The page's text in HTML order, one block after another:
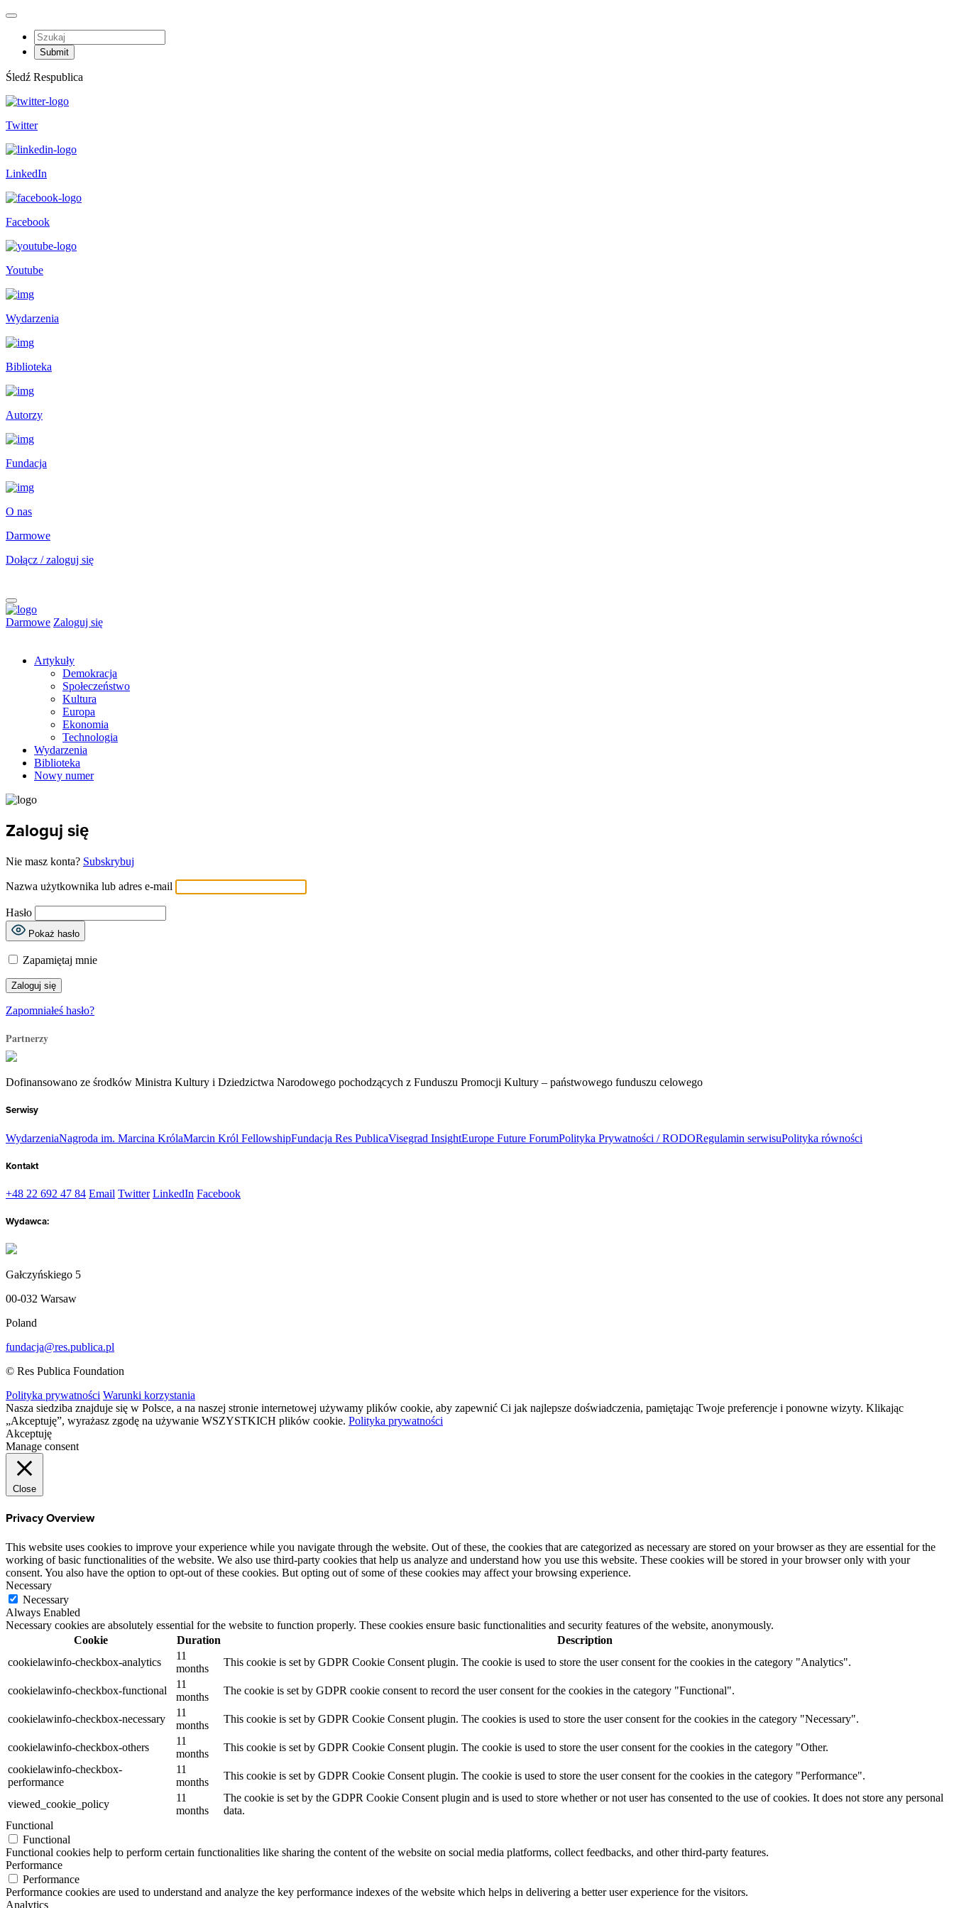
Śledź Respublica
Twitter
LinkedIn
Facebook
Youtube
Wydarzenia
Biblioteka
Autorzy
Fundacja
O nas
Darmowe
Dołącz / zaloguj się
Darmowe Zaloguj się
Artykuły
Demokracja
Społeczeństwo
Kultura
Europa
Ekonomia
Technologia
Wydarzenia
Biblioteka
Nowy numer
Zaloguj się
Nie masz konta? Subskrybuj
Nazwa użytkownika lub adres e-mail
Hasło
Pokaż hasło
Zapamiętaj mnie
Zapomniałeś hasło?
Partnerzy
Dofinansowano ze środków Ministra Kultury i Dziedzictwa Narodowego pochodzących z Funduszu Promocji Kultury – państwowego funduszu celowego
Serwisy
WydarzeniaNagroda im. Marcina KrólaMarcin Król FellowshipFundacja Res PublicaVisegrad InsightEurope Future ForumPolityka Prywatności / RODORegulamin serwisuPolityka równości
Kontakt
+48 22 692 47 84 Email Twitter LinkedIn Facebook
Wydawca:
Gałczyńskiego 5
00-032 Warsaw
Poland
fundacja@res.publica.pl
© Res Publica Foundation
Polityka prywatności Warunki korzystania
Nasza siedziba znajduje się w Polsce, a na naszej stronie internetowej używamy plików cookie, aby zapewnić Ci jak najlepsze doświadczenia, pamiętając Twoje preferencje i ponowne wizyty. Klikając
„Akceptuję”, wyrażasz zgodę na używanie WSZYSTKICH plików cookie. Polityka prywatności
Akceptuję
Manage consent
Close
Privacy Overview
This website uses cookies to improve your experience while you navigate through the website. Out of these, the cookies that are categorized as necessary are stored on your browser as they are essential for the
working of basic functionalities of the website. We also use third-party cookies that help us analyze and understand how you use this website. These cookies will be stored in your browser only with your
consent. You also have the option to opt-out of these cookies. But opting out of some of these cookies may affect your browsing experience.
Necessary
Necessary
Always Enabled
Necessary cookies are absolutely essential for the website to function properly. These cookies ensure basic functionalities and security features of the website, anonymously.
Cookie
Duration
Description
cookielawinfo-checkbox-analytics
11
months
This cookie is set by GDPR Cookie Consent plugin. The cookie is used to store the user consent for the cookies in the category "Analytics".
cookielawinfo-checkbox-functional
11
months
The cookie is set by GDPR cookie consent to record the user consent for the cookies in the category "Functional".
cookielawinfo-checkbox-necessary
11
months
This cookie is set by GDPR Cookie Consent plugin. The cookies is used to store the user consent for the cookies in the category "Necessary".
cookielawinfo-checkbox-others
11
months
This cookie is set by GDPR Cookie Consent plugin. The cookie is used to store the user consent for the cookies in the category "Other.
cookielawinfo-checkbox-
performance
11
months
This cookie is set by GDPR Cookie Consent plugin. The cookie is used to store the user consent for the cookies in the category "Performance".
viewed_cookie_policy
11
months
The cookie is set by the GDPR Cookie Consent plugin and is used to store whether or not user has consented to the use of cookies. It does not store any personal
data.
Functional
Functional
Functional cookies help to perform certain functionalities like sharing the content of the website on social media platforms, collect feedbacks, and other third-party features.
Performance
Performance
Performance cookies are used to understand and analyze the key performance indexes of the website which helps in delivering a better user experience for the visitors.
Analytics